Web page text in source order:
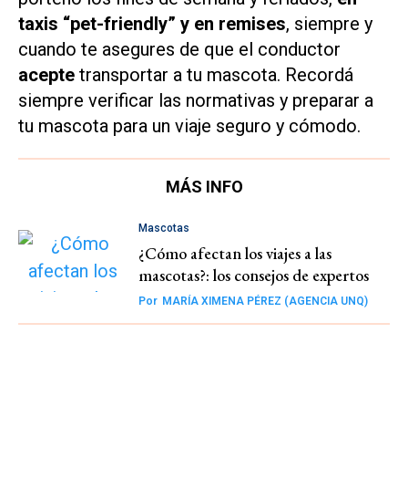
taxis “pet-friendly” y en remises, siempre y
cuando te asegures de que el conductor
acepte transportar a tu mascota. Recordá
siempre verificar las normativas y preparar a
tu mascota para un viaje seguro y cómodo.
MÁS INFO
Mascotas
¿Cómo afectan los viajes a las
mascotas?: los consejos de expertos
Por MARÍA XIMENA PÉREZ (AGENCIA UNQ)